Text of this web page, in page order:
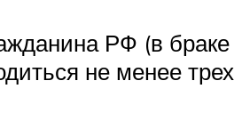
РФ (в браке
не менее трех